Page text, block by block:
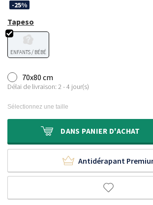
-25%
Tapeso
ENFANTS / BÉBÉ
70x80 cm
Délai de livraison: 2 - 4 jour(s)
Sélectionnez une taille
DANS PANIER D'ACHAT
Antidérapant